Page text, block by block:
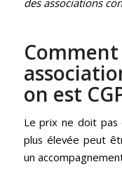
des associations
on est
Le prix ne doit pas
plus élevée peut
un